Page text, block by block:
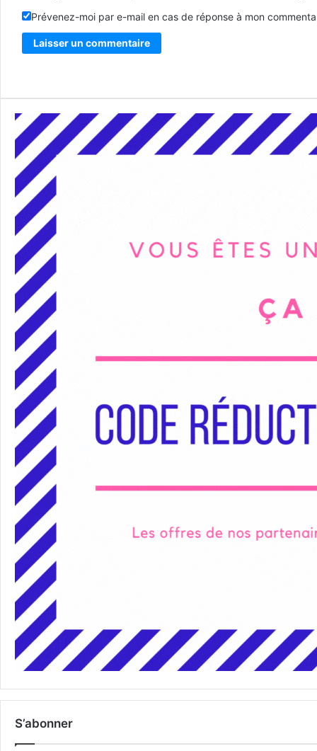
Prévenez-moi par e-mail en cas de réponse à mon
S’abonner